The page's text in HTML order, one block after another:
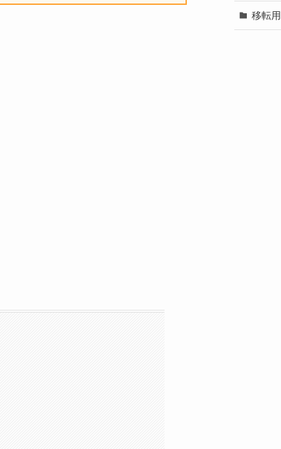
移転用